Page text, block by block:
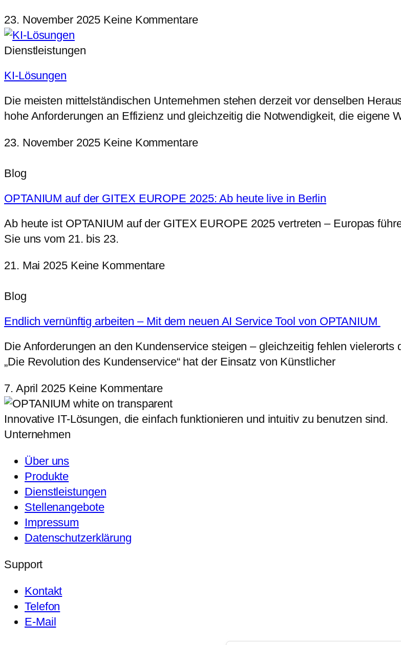
23. November 2025 Keine Kommentare
Dienstleistungen
KI-Lösungen
Die meisten mittelständischen Unternehmen stehen derzeit vor denselben
hohe Anforderungen an Effizienz und gleichzeitig die Notwendigkeit, die eigene
23. November 2025 Keine Kommentare
Blog
OPTANIUM auf der GITEX EUROPE 2025: Ab heute live in Berlin
Ab heute ist OPTANIUM auf der GITEX EUROPE 2025 vertreten – Europas
Sie uns vom 21. bis 23.
21. Mai 2025 Keine Kommentare
Blog
Endlich vernünftig arbeiten – Mit dem neuen AI Service Tool von OPTANIUM
Die Anforderungen an den Kundenservice steigen – gleichzeitig fehlen
„Die Revolution des Kundenservice“ hat der Einsatz von Künstlicher
7. April 2025 Keine Kommentare
Innovative IT-Lösungen, die einfach funktionieren und intuitiv zu benutzen sind.
Unternehmen
Über uns
Produkte
Dienstleistungen
Stellenangebote
Impressum
Datenschutzerklärung
Support
Kontakt
Telefon
E-Mail